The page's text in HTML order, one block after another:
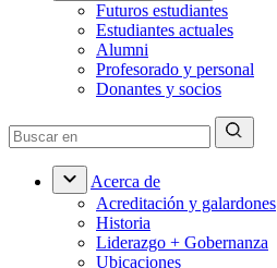
Futuros estudiantes
Estudiantes actuales
Alumni
Profesorado y personal
Donantes y socios
Acerca de
Acreditación y galardones
Historia
Liderazgo + Gobernanza
Ubicaciones